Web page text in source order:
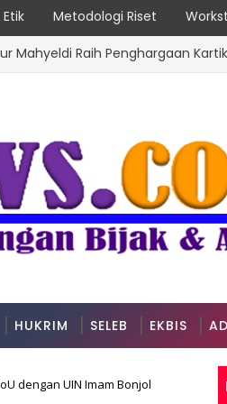
Metodologi Riset
Raih Penghargaan Kartika
HUKRIM SELEB EKBIS
dengan UIN Imam Bonjol